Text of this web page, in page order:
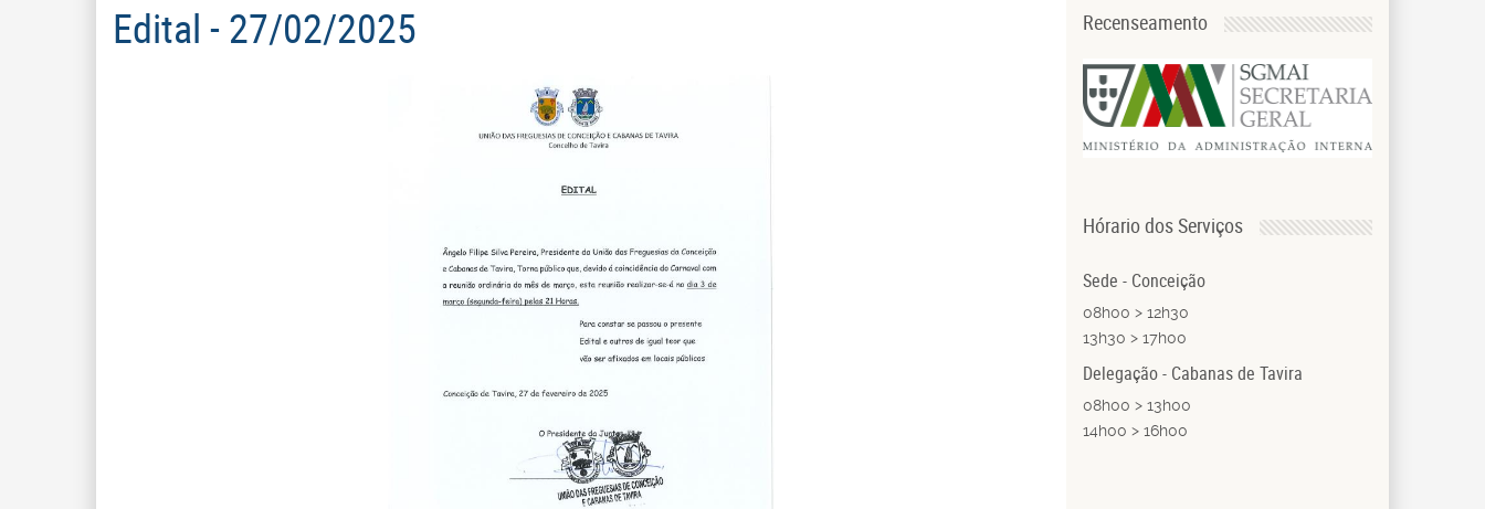
Edital - 27/02/2025 Recenseamento
Hórario dos Serviços
Sede - Conceição
08h00 > 12h30
13h30 > 17h00
Delegação - Cabanas de Tavira
08h00 > 13h00
14h00 > 16h00